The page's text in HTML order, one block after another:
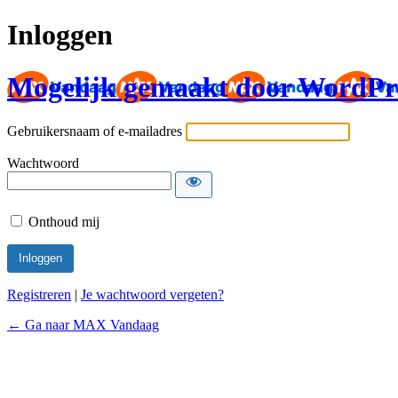
Inloggen
Mogelijk gemaakt door
Gebruikersnaam of e-mailadres
Wachtwoord
Onthoud mij
Registreren | Je wachtwoord vergeten?
← Ga naar MAX Vandaag